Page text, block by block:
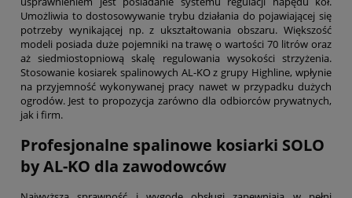
Umożliwia to dostosowywanie trybu działania do pojawiającej się
potrzeby wynikającej np. z ukształtowania obszaru. Większość
modeli posiada duże pojemniki na trawę o wartości 70 litrów oraz
aż siedmiostopniową skalę regulowania wysokości strzyżenia.
Stosowanie kosiarek spalinowych AL-KO z grupy Highline, wpłynie
na przyjemność wykonywanej pracy nawet w przypadku dużych
ogrodów. Jest to propozycja zarówno dla odbiorców prywatnych,
jak i firm.
Profesjonalne spalinowe kosiarki SOLO
by AL-KO dla zawodowców